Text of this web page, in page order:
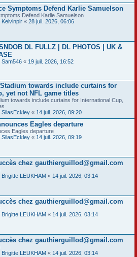
Symptoms Defend Karlie Samuelson
Defend Karlie Samuelson
Kelvinpir « 28 juil. 2026, 06:06
DL FULLZ | DL PHOTOS | UK &
Sam546 « 19 juil. 2026, 16:52
towards include curtains for
yet not NFL game titles
towards include curtains for International Cup,
SilasEckley « 14 juil. 2026, 09:20
Eagles departure
Eagles departure
SilasEckley « 14 juil. 2026, 09:19
chez gauthierguillod@gmail.com
Brigitte LEUKHAM « 14 juil. 2026, 03:14
chez gauthierguillod@gmail.com
Brigitte LEUKHAM « 14 juil. 2026, 03:14
chez gauthierguillod@gmail.com
Brigitte LEUKHAM « 14 juil. 2026, 03:14